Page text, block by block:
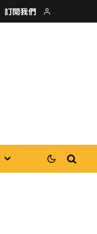
訂閱我們